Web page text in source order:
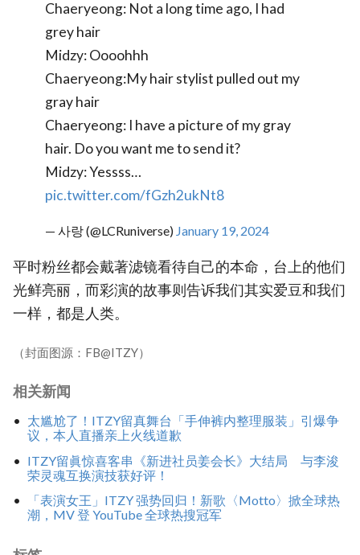
Chaeryeong: Not a long time ago, I had
grey hair
Midzy: Oooohhh
Chaeryeong:My hair stylist pulled out my
gray hair
Chaeryeong: I have a picture of my gray
hair. Do you want me to send it?
Midzy: Yessss…
pic.twitter.com/fGzh2ukNt8
— 사랑 (@LCRuniverse) January 19, 2024
平时粉丝都会戴著滤镜看待自己的本命，台上的他们
光鲜亮丽，而彩演的故事则告诉我们其实爱豆和我们
一样，都是人类。
（封面图源：FB@ITZY）
相关新闻
太尴尬了！ITZY留真舞台「手伸裤内整理服装」引爆争
议，本人直播亲上火线道歉
ITZY留眞惊喜客串《新进社员姜会长》大结局 与李浚
荣灵魂互换演技获好评！
「表演女王」ITZY 强势回归！新歌〈Motto〉掀全球热
潮，MV 登 YouTube 全球热搜冠军